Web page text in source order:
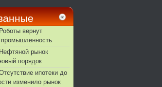
вернут
рынок
порядок
ипотеки до
изменило рынок